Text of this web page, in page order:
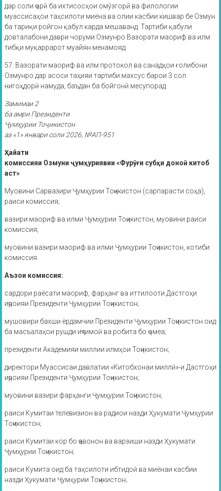
дар соли ҷорӣ ба ихтисосҳои омӯзгорӣ ва филологии
муассисаҳои таҳсилоти миёна ва олии касбии кишвар бе Озмун
ба тариқи ройгон қабул карда мешаванд. Тартиби қабули
довталабони даври чоруми Озмунро Вазорати маориф ва илм
тибқи муқаррарот муайян менамояд.
57. Вазорати маориф ва илм протокол ва санадҳои ғолибони
Озмунро дар асоси таҳияи тартиби махсус барои 3 сол
нигоҳдорӣ намуда, баъдан ба бойгонӣ месупорад.
Замимаи 2
ба амри Президенти
Ҷумҳурии Тоҷикистон
аз «1» январи соли 2026, №АП-951
Ҳайати
комиссияи Озмуни ҷумҳуриявии «Фурӯғи субҳи доноӣ китоб
аст»
Муовини Сарвазири Ҷумҳурии Тоҷикистон (сарпарасти соҳа),
раиси комиссия;
вазири маориф ва илми Ҷумҳурии Тоҷикистон, муовини раиси
комиссия;
муовини вазири маориф ва илми Ҷумҳурии Тоҷикистон, котиби
комиссия.
Аъзои комиссия:
сардори раёсати маориф, фарҳанг ва иттилооти Дастгоҳи
иҷроияи Президенти Ҷумҳурии Тоҷикистон;
мушовири бахши ёрдамчии Президенти Ҷумҳурии Тоҷикистон оид
ба масъалаҳои рушди иҷтимоӣ ва робита бо ҷомеа;
президенти Академияи миллии илмҳои Тоҷикистон;
директори Муассисаи давлатии «Китобхонаи миллӣ»-и Дастгоҳи
иҷроияи Президенти Ҷумҳурии Тоҷикистон;
муовини вазири фарҳанги Ҷумҳурии Тоҷикистон;
раиси Кумитаи телевизион ва радиои назди Ҳукумати Ҷумҳурии
Тоҷикистон;
раиси Кумитаи кор бо ҷавонон ва варзиши назди Ҳукумати
Ҷумҳурии Тоҷикистон;
раиси Кумита оид ба таҳсилоти ибтидоӣ ва миёнаи касбии
назди Ҳукумати Ҷумҳурии Тоҷикистон;